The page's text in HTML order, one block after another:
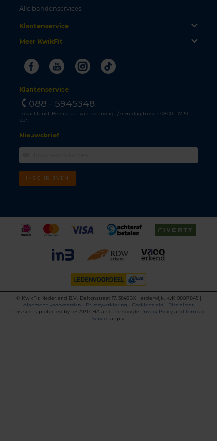
Alle bandenservices
Klantenservice
Meer KwikFit
FacebookYoutubeInstagram
Tiktok
Klantenservice
088 - 5945348
Lokaal tarief. Bereikbaar van maandag t/m vrijdag tussen 08.00 - 17.30
uur.
Nieuwsbrief
INSCHRIJVEN
©
KwikFit Nederland B.V., Daltonstraat 17, 3846BX Harderwijk, KvK 08017845 |
Algemene voorwaarden • Privacyverklaring • Cookiebeleid • Disclaimer
This site is protected by reCAPTCHA and the Google Privacy Policyand Terms of
Service apply.